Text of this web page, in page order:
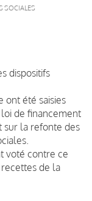
SOCIALES
dispositifs
ont été saisies
de financement
sur la refonte des
voté contre ce
recettes de la